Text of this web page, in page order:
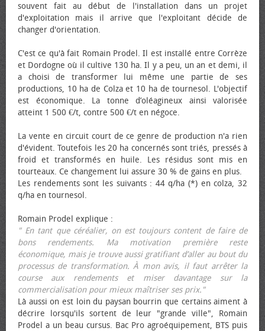
souvent fait au début de l'installation dans un projet
d'exploitation mais il arrive que l'exploitant décide de
changer d'orientation.
C'est ce qu'à fait Romain Prodel. Il est installé entre Corrèze
et Dordogne où il cultive 130 ha. Il y a peu, un an et demi, il
a choisi de transformer lui même une partie de ses
productions, 10 ha de Colza et 10 ha de tournesol. L'objectif
est économique. La tonne d’oléagineux ainsi valorisée
atteint 1 500 €/t, contre 500 €/t en négoce.
La vente en circuit court de ce genre de production n'a rien
d'évident. Toutefois les 20 ha concernés sont triés, pressés à
froid et transformés en huile. Les résidus sont mis en
tourteaux. Ce changement lui assure 30 % de gains en plus.
Les rendements sont les suivants : 44 q/ha (*) en colza, 32
q/ha en tournesol.
Romain Prodel explique :
" En tant que céréalier, on est toujours content de faire de
bons rendements. Ma motivation première reste
économique, mais je trouve aussi gratifiant d’aller au bout du
processus de transformation. À mon avis, il faut arrêter la
course aux rendements et miser davantage sur la
commercialisation pour mieux maîtriser ses prix."
Là aussi on est loin du paysan bourrin que certains aiment à
décrire lorsqu'ils sortent de leur "grande ville", Romain
Prodel a un beau cursus. Bac Pro agroéquipement, BTS puis